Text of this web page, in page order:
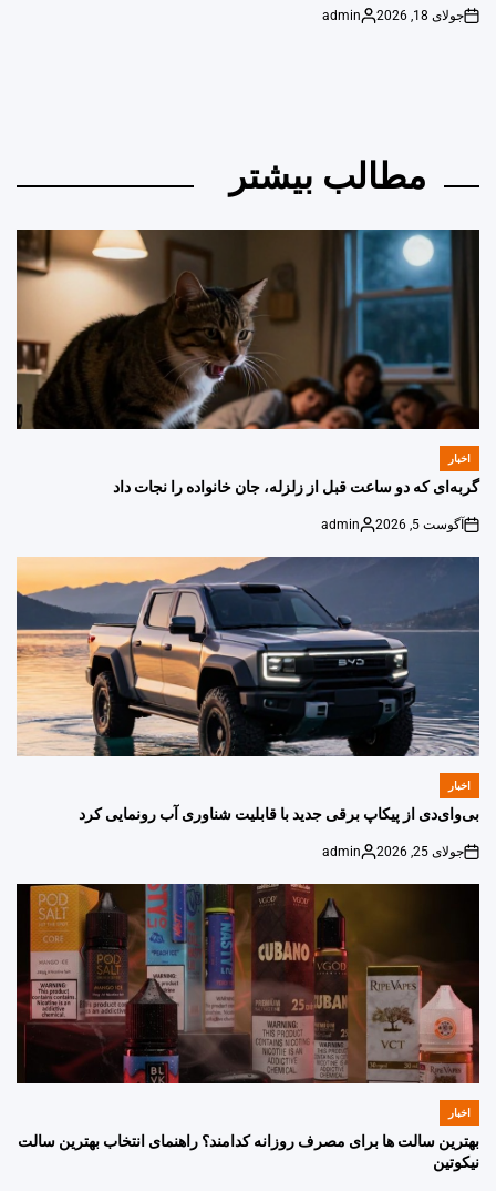
on
جولای 18, 2026
Posted
admin
مطالب بیشتر
POSTED
IN
اخبار
گربه‌ای که دو ساعت قبل از زلزله، جان خانواده را نجات داد
on
آگوست 5, 2026
Posted
admin
POSTED
اخبار
بی‌وای‌دی از پیکاپ برقی جدید با قابلیت شناوری آب رونمایی کرد
on
جولای 25, 2026
Posted
admin
POSTED
اخبار
بهترین سالت ها برای مصرف روزانه کدامند؟ راهنمای انتخاب بهترین سالت
نیکوتین